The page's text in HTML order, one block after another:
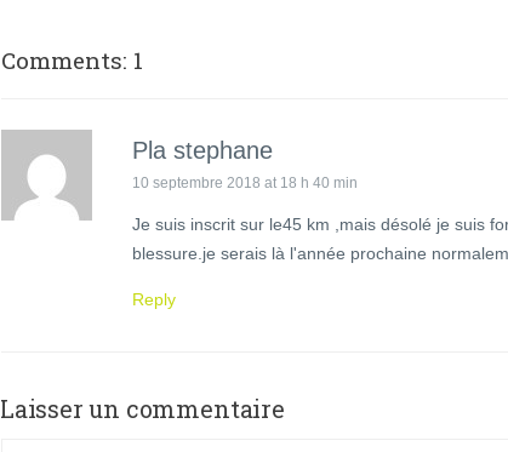
Comments: 1
Pla stephane
10 septembre 2018 at 18 h 40 min
Je suis inscrit sur le45 km ,mais désolé je suis
blessure.je serais là l'année prochaine
Reply
Laisser un commentaire